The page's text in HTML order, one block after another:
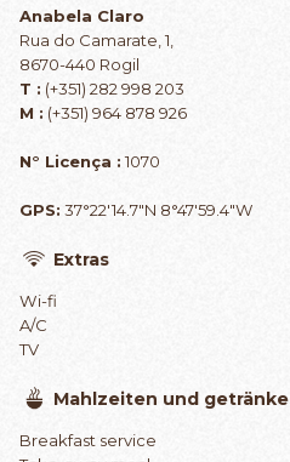
Anabela Claro
Rua do Camarate, 1,
8670-440 Rogil
T : (+351) 282 998 203
M : (+351) 964 878 926
N° Licença :1070
GPS: 37°22'14.7"N 8°47'59.4"W
Extras
Wi-fi
A/C
TV
Mahlzeiten und getränke
Breakfast service